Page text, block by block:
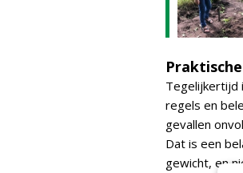
Tegelijkertijd
regels en
gevallen
Dat is een
gewicht, en